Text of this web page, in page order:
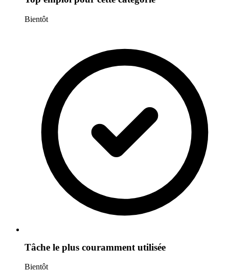
Bientôt
Tâche le plus couramment utilisée
Bientôt